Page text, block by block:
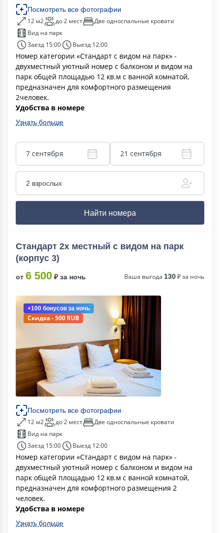
Посмотреть все фотографии
12 м2 до 2 мест
Две односпальные кровати
Вид на парк
Заезд 15:00
Выезд 12:00
Номер категории «Стандарт с видом на парк» -
двухместный уютный номер с балконом и видом на
парк общей площадью 12 кв.м с ванной комнатой,
предназначен для комфортного размещения
2человек.
Удобства в номере
Узнать больше
7 сентября 21 сентября
2 взрослых
Найти номера
Стандарт 2х местный с видом на парк
(корпус 3)
от 6 500 ₽ за ночь Ваша выгода 130₽ за ночь
+100 бонусов за ночь
Скидка - 500 RUB
Посмотреть все фотографии
12 м2 до 2 мест
Две односпальные кровати
Вид на парк
Заезд 15:00
Выезд 12:00
Номер категории «Стандарт с видом на парк» -
двухместный уютный номер с балконом и видом на
парк общей площадью 12 кв.м с ванной комнатой,
предназначен для комфортного размещения 2
человек.
Удобства в номере
Узнать больше